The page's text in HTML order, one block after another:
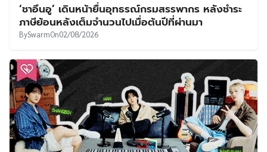
‘ชาอึนอู’ เดินหน้ายื่นอุทธรณ์กรมสรรพากร หลังชำระ
ภาษีย้อนหลังเต็มจำนวนไปเมื่อต้นปีที่ผ่านมา
BySwarmOn02/08/2026